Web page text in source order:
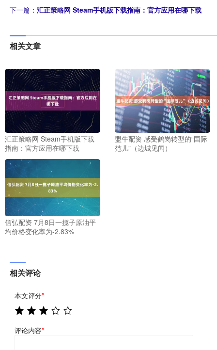
下一篇： 汇正策略网 Steam手机版下载指南：官方应用在哪下载
相关文章
汇正策略网 Steam手机版下载
指南：官方应用在哪下载
盟牛配资 感受鹤岗转型的“国际
范儿”（边城见闻）
信弘配资 7月8日一揽子原油平
均价格变化率为-2.83%
相关评论
本文评分*
评论内容*